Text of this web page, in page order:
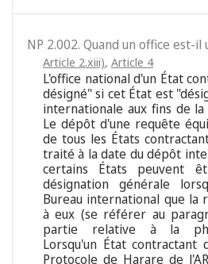
NP 2.002. Quand un office est-il
Article 2.xiii), Article 4
L'office national d'un État
désigné" si cet État est
internationale aux fins de
Le dépôt d'une requête
de tous les États
traité à la date du dépôt
certains États peuvent
désignation générale
Bureau international que la
à eux (se référer au
partie relative à la
Lorsqu'un État contractant
Protocole de Harare de